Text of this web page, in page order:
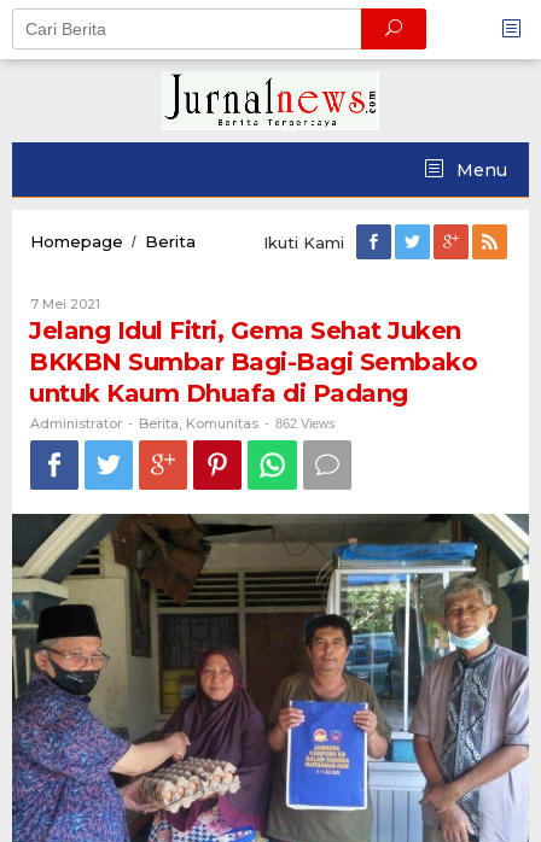
Skip
content
Menu
Homepage / Berita
Sehat
Juken
BKKBN
Sumbar
Sembako
untuk
Dhuafa
di
Padang
Ikuti Kami
7 Mei 2021
Administrator
Jelang Idul Fitri, Gema Sehat Juken
BKKBN Sumbar Bagi-Bagi Sembako
untuk Kaum Dhuafa di Padang
Administrator - Berita, Komunitas - 862 Views